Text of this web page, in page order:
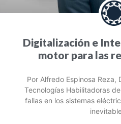
Digitalización e
motor para las
Por Alfredo Espinosa Reza,
Tecnologías Habilitadoras
fallas en los sistemas